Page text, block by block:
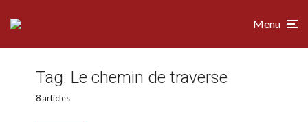
Menu
Tag: Le chemin de traverse
8 articles